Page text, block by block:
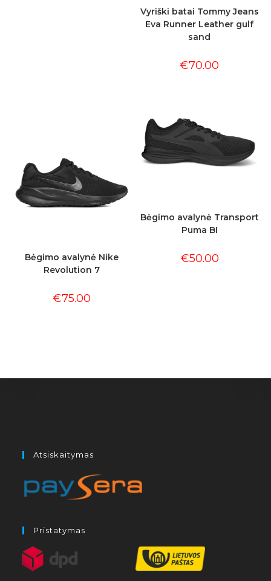
Vyriški batai Tommy Jeans
Eva Runner Leather gulf
sand
€70.00
Bėgimo avalynė Nike
Revolution 7
€75.00
Bėgimo avalynė Transport
Puma BI
€50.00
Atsiskaitymas
Pristatymas